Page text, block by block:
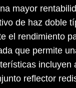
mayor
de haz doble
el rendimiento
que permite
incluyen
reflector